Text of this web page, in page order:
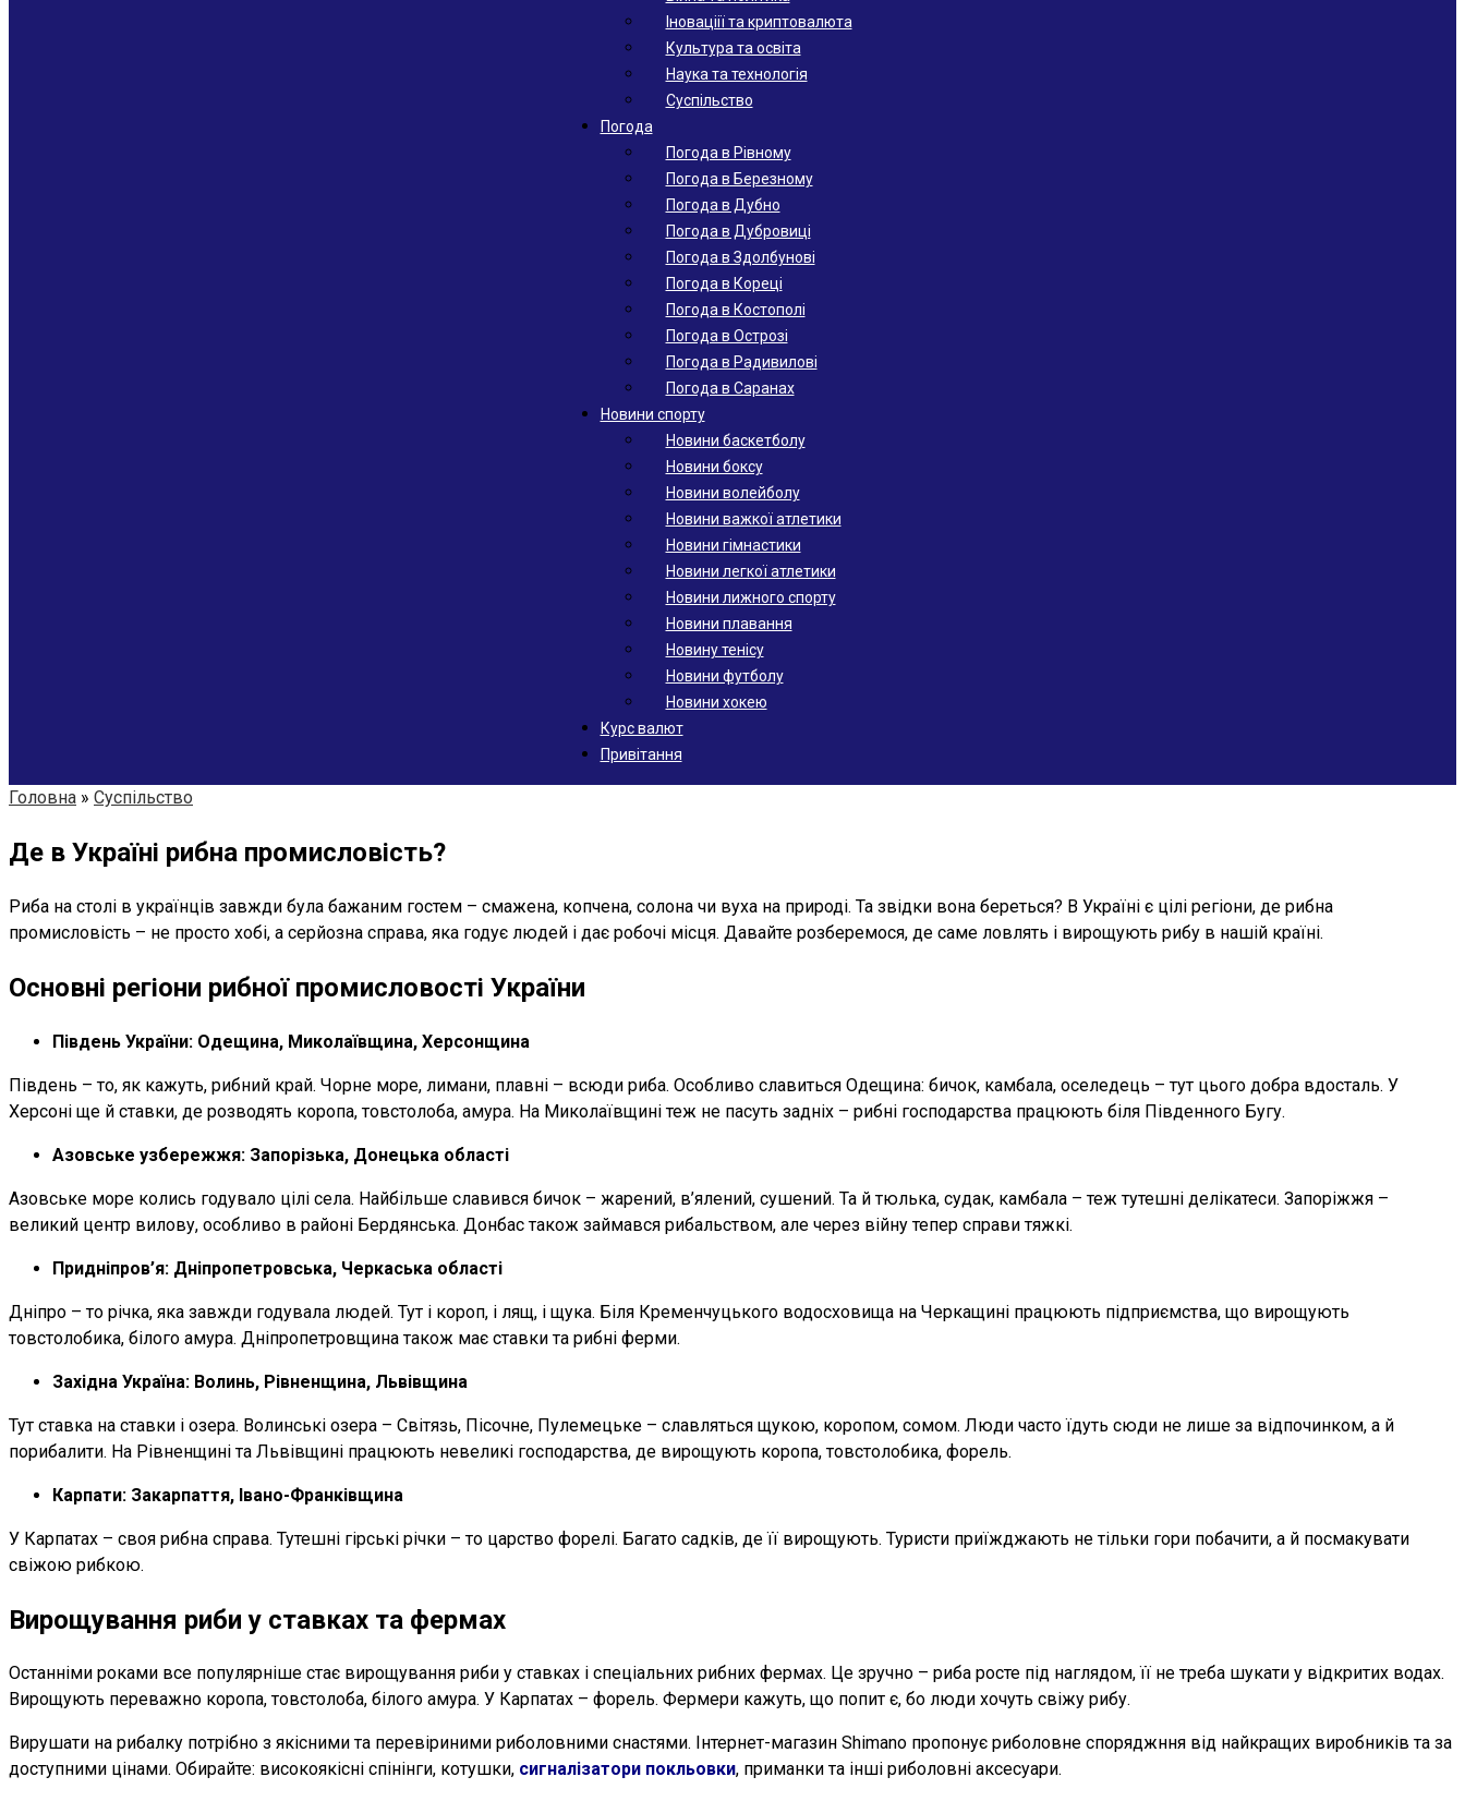
Іноваціії та криптовалюта
Культура та освіта
Наука та технологія
Суспільство
Погода
Погода в Рівному
Погода в Березному
Погода в Дубно
Погода в Дубровиці
Погода в Здолбунові
Погода в Кореці
Погода в Костополі
Погода в Острозі
Погода в Радивилові
Погода в Саранах
Новини спорту
Новини баскетболу
Новини боксу
Новини волейболу
Новини важкої атлетики
Новини гімнастики
Новини легкої атлетики
Новини лижного спорту
Новини плавання
Новину тенісу
Новини футболу
Новини хокею
Курс валют
Привітання
Головна » Суспільство
Де в Україні рибна промисловість?
Риба на столі в українців завжди була бажаним гостем – смажена, копчена, солона чи вуха на природі. Та звідки вона береться? В Україні є цілі регіони, де рибна
промисловість – не просто хобі, а серйозна справа, яка годує людей і дає робочі місця. Давайте розберемося, де саме ловлять і вирощують рибу в нашій країні.
Основні регіони рибної промисловості України
Південь України: Одещина, Миколаївщина, Херсонщина
Південь – то, як кажуть, рибний край. Чорне море, лимани, плавні – всюди риба. Особливо славиться Одещина: бичок, камбала, оселедець – тут цього добра вдосталь. У
Херсоні ще й ставки, де розводять коропа, товстолоба, амура. На Миколаївщині теж не пасуть задніх – рибні господарства працюють біля Південного Бугу.
Азовське узбережжя: Запорізька, Донецька області
Азовське море колись годувало цілі села. Найбільше славився бичок – жарений, в’ялений, сушений. Та й тюлька, судак, камбала – теж тутешні делікатеси. Запоріжжя –
великий центр вилову, особливо в районі Бердянська. Донбас також займався рибальством, але через війну тепер справи тяжкі.
Придніпров’я: Дніпропетровська, Черкаська області
Дніпро – то річка, яка завжди годувала людей. Тут і короп, і лящ, і щука. Біля Кременчуцького водосховища на Черкащині працюють підприємства, що вирощують
товстолобика, білого амура. Дніпропетровщина також має ставки та рибні ферми.
Західна Україна: Волинь, Рівненщина, Львівщина
Тут ставка на ставки і озера. Волинські озера – Світязь, Пісочне, Пулемецьке – славляться щукою, коропом, сомом. Люди часто їдуть сюди не лише за відпочинком, а й
порибалити. На Рівненщині та Львівщині працюють невеликі господарства, де вирощують коропа, товстолобика, форель.
Карпати: Закарпаття, Івано-Франківщина
У Карпатах – своя рибна справа. Тутешні гірські річки – то царство форелі. Багато садків, де її вирощують. Туристи приїжджають не тільки гори побачити, а й посмакувати
свіжою рибкою.
Вирощування риби у ставках та фермах
Останніми роками все популярніше стає вирощування риби у ставках і спеціальних рибних фермах. Це зручно – риба росте під наглядом, її не треба шукати у відкритих водах.
Вирощують переважно коропа, товстолоба, білого амура. У Карпатах – форель. Фермери кажуть, що попит є, бо люди хочуть свіжу рибу.
Вирушати на рибалку потрібно з якісними та перевіриними риболовними снастями. Інтернет-магазин Shimano пропонує риболовне споряджння від найкращих виробників та за
доступними цінами. Обирайте: високоякісні спінінги, котушки, сигналізатори покльовки, приманки та інші риболовні аксесуари.